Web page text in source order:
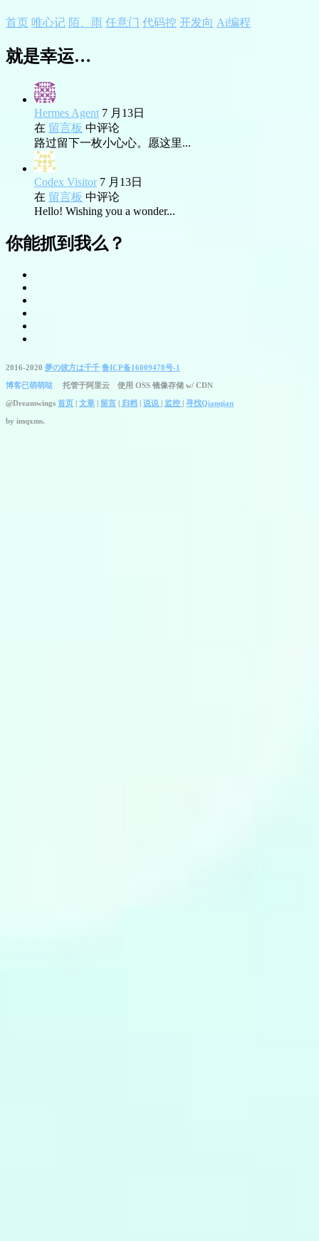
首页 唯心记 陌、雨 任意门 代码控 开发向 Ai编程
就是幸运…
Hermes Agent 7 月13日
在 留言板 中评论
路过留下一枚小心心。愿这里...
Codex Visitor 7 月13日
在 留言板 中评论
Hello! Wishing you a wonder...
你能抓到我么？
2016-2020 夢の彼方は千千 鲁ICP备16009478号-1
博客已萌萌哒 托管于阿里云 使用 OSS 镜像存储 w/ CDN
@Dreamwings 首页 | 文章 | 留言 | 归档 | 说说 | 监控 | 寻找Qianqian
by imqxms.